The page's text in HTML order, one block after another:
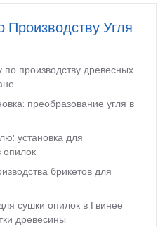
Угля
производству древесных
преобразование угля в
установка для
опилок
брикетов для
сушки опилок в Гвинее
древесины